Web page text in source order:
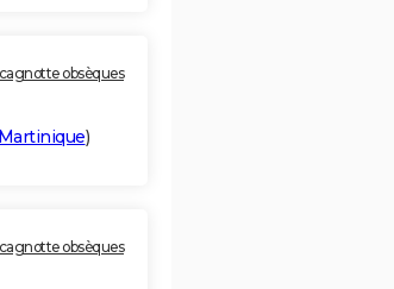
obsèques
)
obsèques